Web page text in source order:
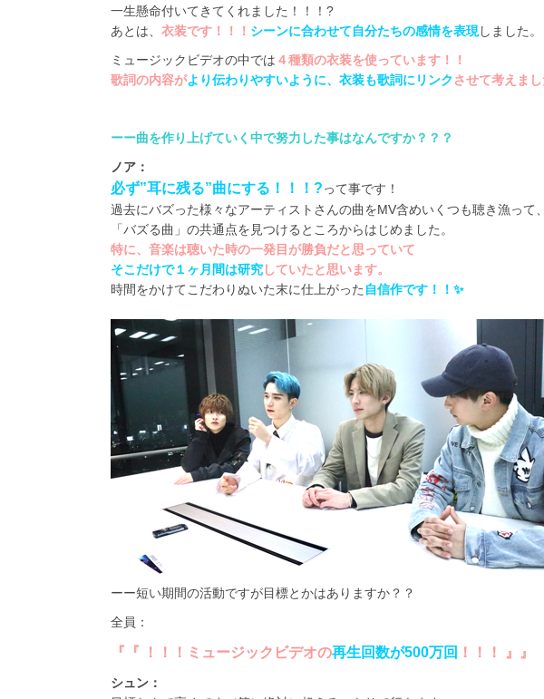
一生懸命付いてきてくれました！！！?
あとは、 衣装です！！！ シーンに合わせて自分たちの感情を表現しました。
ミュージックビデオの中では ４種類の衣装を使っています！！
歌詞の内容がより伝わりやすいように、衣装も歌詞にリンク させて考えま
ーー曲を作り上げていく中で努力した事はなんですか？？？
ノア：
必ず”耳に残る”曲にする！！！?って事です！
過去にバズった様々なアーティストさんの曲をMV含めいくつも聴き漁って、
「バズる曲」の共通点を見つけるところからはじめました。
特に、音楽は聴いた時の一発目が勝負だと思っていて
そこだけで１ヶ月間は研究していたと思います。
時間をかけてこだわりぬいた末に仕上がった 自信作です！！✨
ーー短い期間の活動ですが目標とかはありますか？？
全員：
『『 ！！！ミュージックビデオの再生回数が500万回 ！！！ 』』
シュン：